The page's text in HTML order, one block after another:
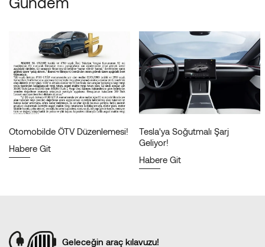
Otomobilde ÖTV Düzenlemesi!
Habere Git
Tesla'ya Soğutmalı Şarj
Geliyor!
Habere Git
Geleceğin araç kılavuzu!